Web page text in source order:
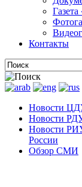
Контакты
Новости
Новости
Новости
России
Обзор СМИ